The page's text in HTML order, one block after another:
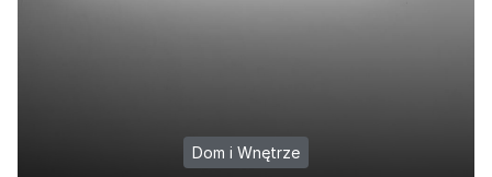
Dom i Wnętrze